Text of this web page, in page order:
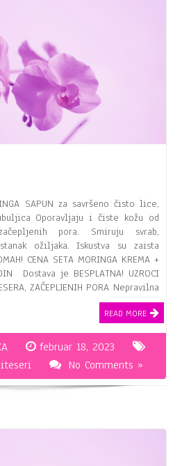
SAPUN za savršeno čisto lice,
Oporavljaju i čiste kožu od
pora. Smiruju svrab,
ožiljaka. Iskustva su zaista
CENA SETA MORINGA KREMA +
Dostava je BESPLATNA! UZROCI
ZAČEPLJENIH PORA Nepravilna
READ MORE
februar 18, 2023
No Comments »